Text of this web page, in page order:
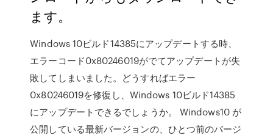
ます。
Windows 10ビルド14385にアップデートする時、
エラーコード0x80246019がでてアップデートが失
敗してしまいました。どうすればエラー
0x80246019を修復し、Windows 10ビルド14385
にアップデートできるでしょうか。 Windows10 が
公開している最新バージョンの、ひとつ前のバージ